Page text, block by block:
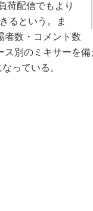
荷配信でもより
るという。ま
者数・コメント数
ス別のミキサーを
っている。